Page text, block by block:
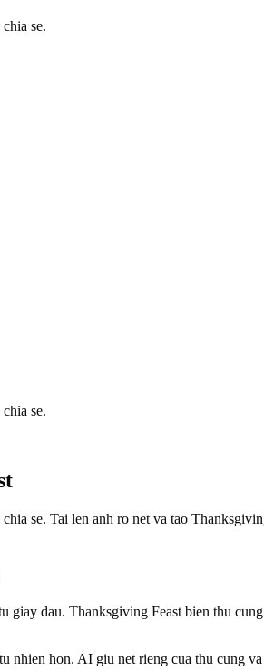
se.
se.
se. Tai len anh ro net va tao
dau. Thanksgiving Feast bien thu
hon. AI giu net rieng cua thu cung